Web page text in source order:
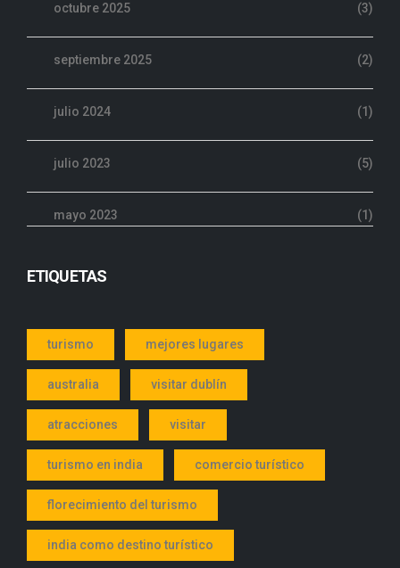
octubre 2025 (3)
septiembre 2025 (2)
julio 2024 (1)
julio 2023 (5)
mayo 2023 (1)
ETIQUETAS
turismo mejores lugares
australia visitar dublín
atracciones visitar
turismo en india comercio turístico
florecimiento del turismo
india como destino turístico